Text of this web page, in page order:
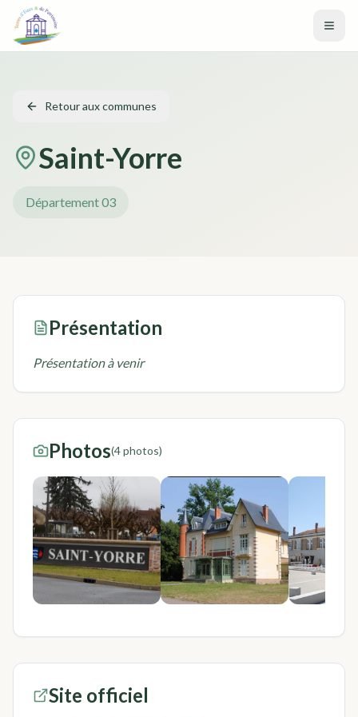
Aller au contenu principal
Retour aux communes
Saint-Yorre
Département03
Présentation
Présentation à venir
Photos(4photos)
Site officiel